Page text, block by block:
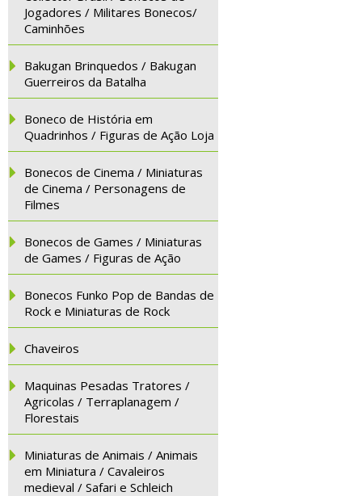
Jogadores / Militares Bonecos/
Caminhões
Bakugan Brinquedos / Bakugan
Guerreiros da Batalha
Boneco de História em
Quadrinhos / Figuras de Ação Loja
Bonecos de Cinema / Miniaturas
de Cinema / Personagens de
Filmes
Bonecos de Games / Miniaturas
de Games / Figuras de Ação
Bonecos Funko Pop de Bandas de
Rock e Miniaturas de Rock
Chaveiros
Maquinas Pesadas Tratores /
Agricolas / Terraplanagem /
Florestais
Miniaturas de Animais / Animais
em Miniatura / Cavaleiros
medieval / Safari e Schleich